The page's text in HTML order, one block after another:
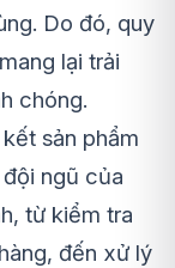
Do đó, quy
lại trải
chóng.
sản phẩm
ngũ của
từ kiểm tra
đến xử lý